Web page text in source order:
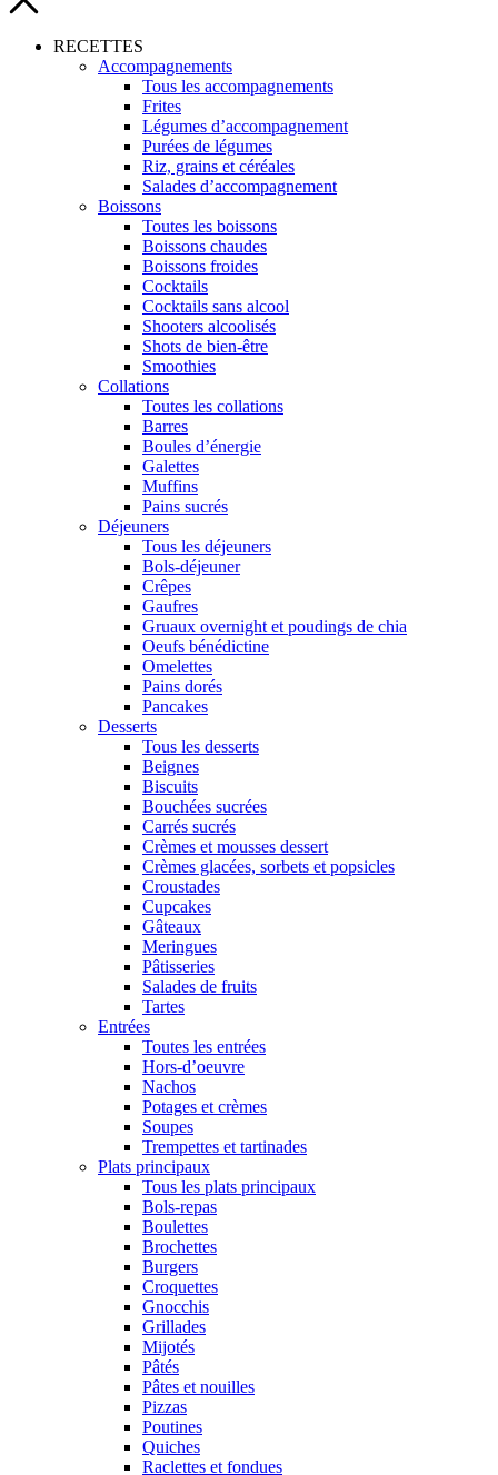
RECETTES
Accompagnements
Tous les accompagnements
Frites
Légumes d’accompagnement
Purées de légumes
Riz, grains et céréales
Salades d’accompagnement
Boissons
Toutes les boissons
Boissons chaudes
Boissons froides
Cocktails
Cocktails sans alcool
Shooters alcoolisés
Shots de bien-être
Smoothies
Collations
Toutes les collations
Barres
Boules d’énergie
Galettes
Muffins
Pains sucrés
Déjeuners
Tous les déjeuners
Bols-déjeuner
Crêpes
Gaufres
Gruaux overnight et poudings de chia
Oeufs bénédictine
Omelettes
Pains dorés
Pancakes
Desserts
Tous les desserts
Beignes
Biscuits
Bouchées sucrées
Carrés sucrés
Crèmes et mousses dessert
Crèmes glacées, sorbets et popsicles
Croustades
Cupcakes
Gâteaux
Meringues
Pâtisseries
Salades de fruits
Tartes
Entrées
Toutes les entrées
Hors-d’oeuvre
Nachos
Potages et crèmes
Soupes
Trempettes et tartinades
Plats principaux
Tous les plats principaux
Bols-repas
Boulettes
Brochettes
Burgers
Croquettes
Gnocchis
Grillades
Mijotés
Pâtés
Pâtes et nouilles
Pizzas
Poutines
Quiches
Raclettes et fondues